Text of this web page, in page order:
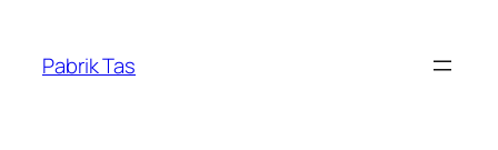
konten
Pabrik Tas